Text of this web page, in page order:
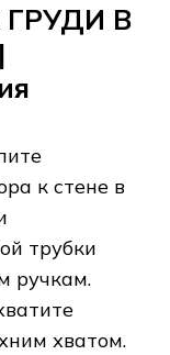
В
к стене в
трубки
ручкам.
хватом.